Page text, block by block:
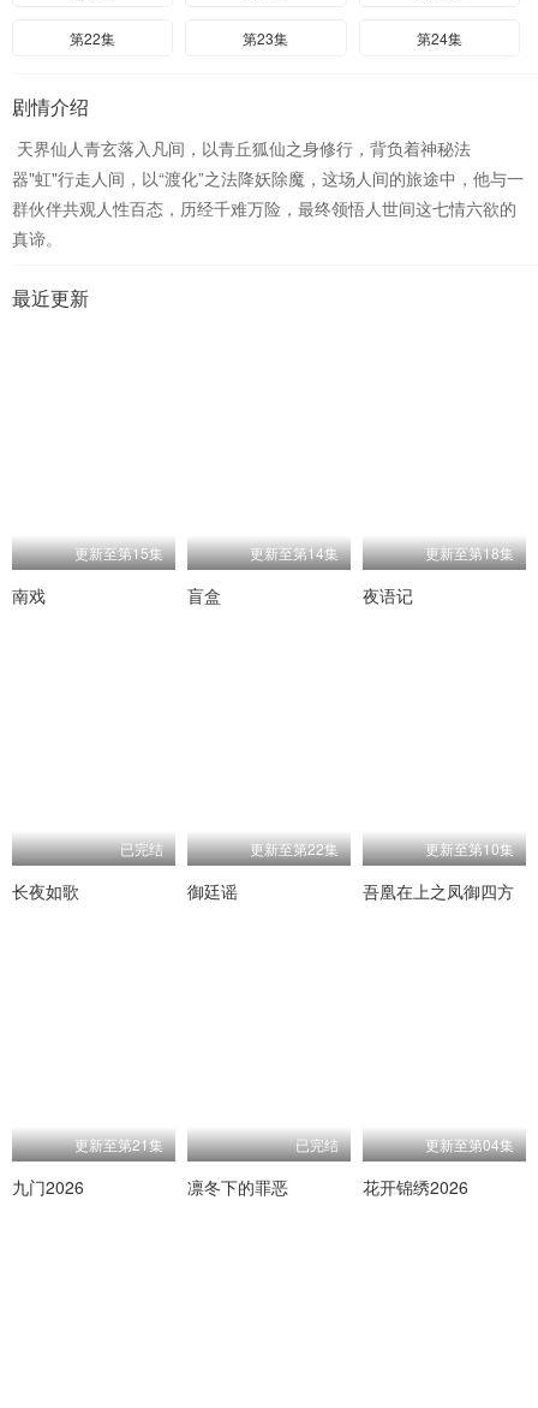
第22集 第23集 第24集
剧情介绍
天界仙人青玄落入凡间，以青丘狐仙之身修行，背负着神秘法
器"虹"行走人间，以“渡化”之法降妖除魔，这场人间的旅途中，他与一
群伙伴共观人性百态，历经千难万险，最终领悟人世间这七情六欲的
真谛。
最近更新
更新至第15集
南戏
更新至第14集
盲盒
更新至第18集
夜语记
已完结
长夜如歌
更新至第22集
御廷谣
更新至第10集
吾凰在上之凤御四方
更新至第21集
九门2026
已完结
凛冬下的罪恶
更新至第04集
花开锦绣2026